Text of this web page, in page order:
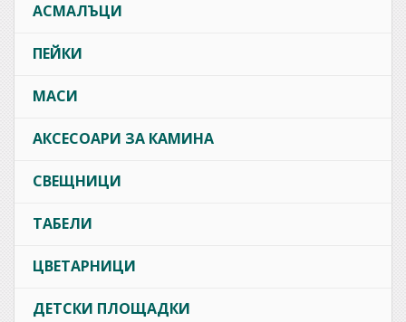
АСМАЛЪЦИ
ПЕЙКИ
МАСИ
АКСЕСОАРИ ЗА КАМИНА
СВЕЩНИЦИ
ТАБЕЛИ
ЦВЕТАРНИЦИ
ДЕТСКИ ПЛОЩАДКИ